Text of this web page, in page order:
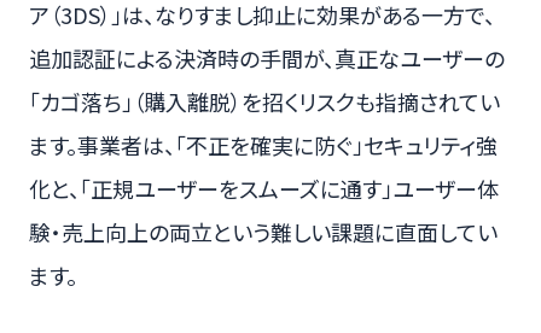
ア（3DS）」は、なりすまし抑止に効果がある一方で、
追加認証による決済時の手間が、真正なユーザーの
「カゴ落ち」（購入離脱）を招くリスクも指摘されてい
ます。事業者は、「不正を確実に防ぐ」セキュリティ強
化と、「正規ユーザーをスムーズに通す」ユーザー体
験・売上向上の両立という難しい課題に直面してい
ます。